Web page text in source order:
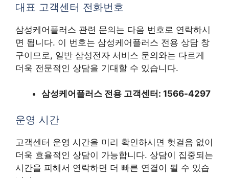
대표 고객센터 전화번호
삼성케어플러스 관련 문의는 다음 번호로 연락하시
면 됩니다. 이 번호는 삼성케어플러스 전용 상담 창
구이므로, 일반 삼성전자 서비스 문의와는 다르게
더욱 전문적인 상담을 기대할 수 있습니다.
삼성케어플러스 전용 고객센터: 1566-4297
운영 시간
고객센터 운영 시간을 미리 확인하시면 헛걸음 없이
더욱 효율적인 상담이 가능합니다. 상담이 집중되는
시간을 피해서 연락하면 더 빠른 연결이 될 수 있습